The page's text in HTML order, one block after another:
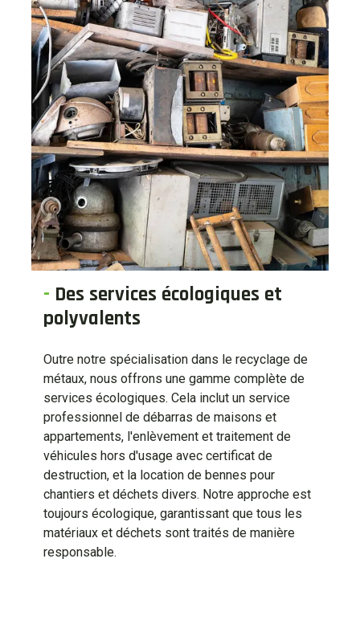
- Des services écologiques et
polyvalents
Outre notre spécialisation dans le recyclage de
métaux, nous offrons une gamme complète de
services écologiques. Cela inclut un service
professionnel de débarras de maisons et
appartements, l'enlèvement et traitement de
véhicules hors d'usage avec certificat de
destruction, et la location de bennes pour
chantiers et déchets divers. Notre approche est
toujours écologique, garantissant que tous les
matériaux et déchets sont traités de manière
responsable.